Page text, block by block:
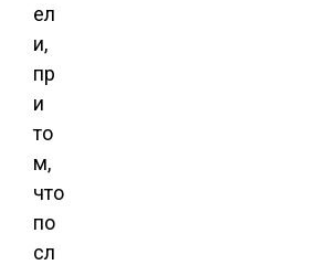
ел
и,
пр
и
то
м,
что
по
сл